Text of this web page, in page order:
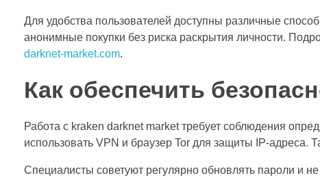
Для удобства пользователей доступны различные
анонимные покупки без риска раскрытия личности.
darknet-market.com.
Как обеспечить
Работа с kraken darknet market требует соблюдения
использовать VPN и браузер Tor для защиты IP-адреса.
Специалисты советуют регулярно обновлять пароли и